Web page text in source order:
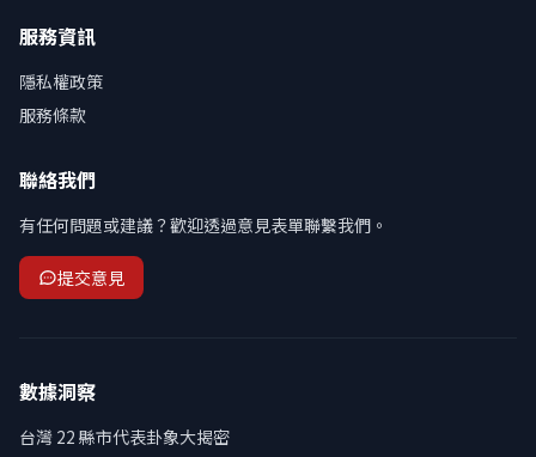
服務資訊
隱私權政策
服務條款
聯絡我們
有任何問題或建議？歡迎透過意見表單聯繫我們。
提交意見
數據洞察
台灣 22 縣市代表卦象大揭密